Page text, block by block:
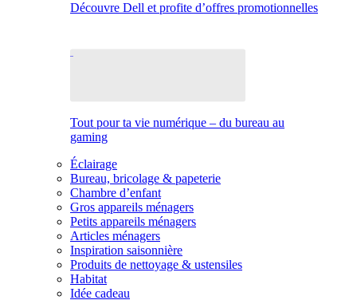
Découvre Dell et profite d’offres promotionnelles
Tout pour ta vie numérique – du bureau au
gaming
Éclairage
Bureau, bricolage & papeterie
Chambre d’enfant
Gros appareils ménagers
Petits appareils ménagers
Articles ménagers
Inspiration saisonnière
Produits de nettoyage & ustensiles
Habitat
Idée cadeau